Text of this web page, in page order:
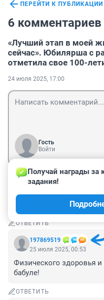
ПЕРЕЙТИ К ПУБЛИКАЦИИ
6
«Лучший этап в моей
сейчас». Юбилярша с
отметила свое 100-
24 июля 2025, 17:00
Гость
Войти
Гость
Здоровья
ОТВЕТИТЬ
197869519
Получай награды за
задания!
25 июля 2025, 00:53
Физического здоровья
бабуле!
ОТВЕТИТЬ